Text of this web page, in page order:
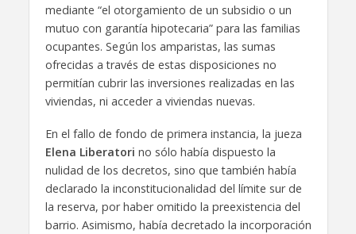
mediante “el otorgamiento de un subsidio o un
mutuo con garantía hipotecaria” para las familias
ocupantes. Según los amparistas, las sumas
ofrecidas a través de estas disposiciones no
permitían cubrir las inversiones realizadas en las
viviendas, ni acceder a viviendas nuevas.
En el fallo de fondo de primera instancia, la jueza
Elena Liberatori no sólo había dispuesto la
nulidad de los decretos, sino que también había
declarado la inconstitucionalidad del límite sur de
la reserva, por haber omitido la preexistencia del
barrio. Asimismo, había decretado la incorporación